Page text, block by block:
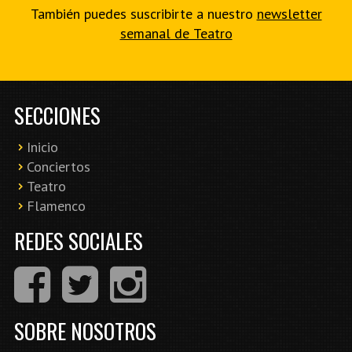
También puedes suscribirte a nuestro newsletter
semanal de Teatro
SECCIONES
Inicio
Conciertos
Teatro
Flamenco
REDES SOCIALES
SOBRE NOSOTROS